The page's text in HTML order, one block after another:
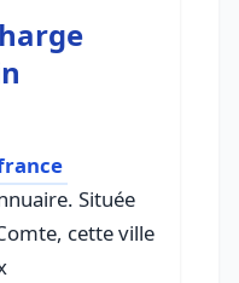
Située
cette ville